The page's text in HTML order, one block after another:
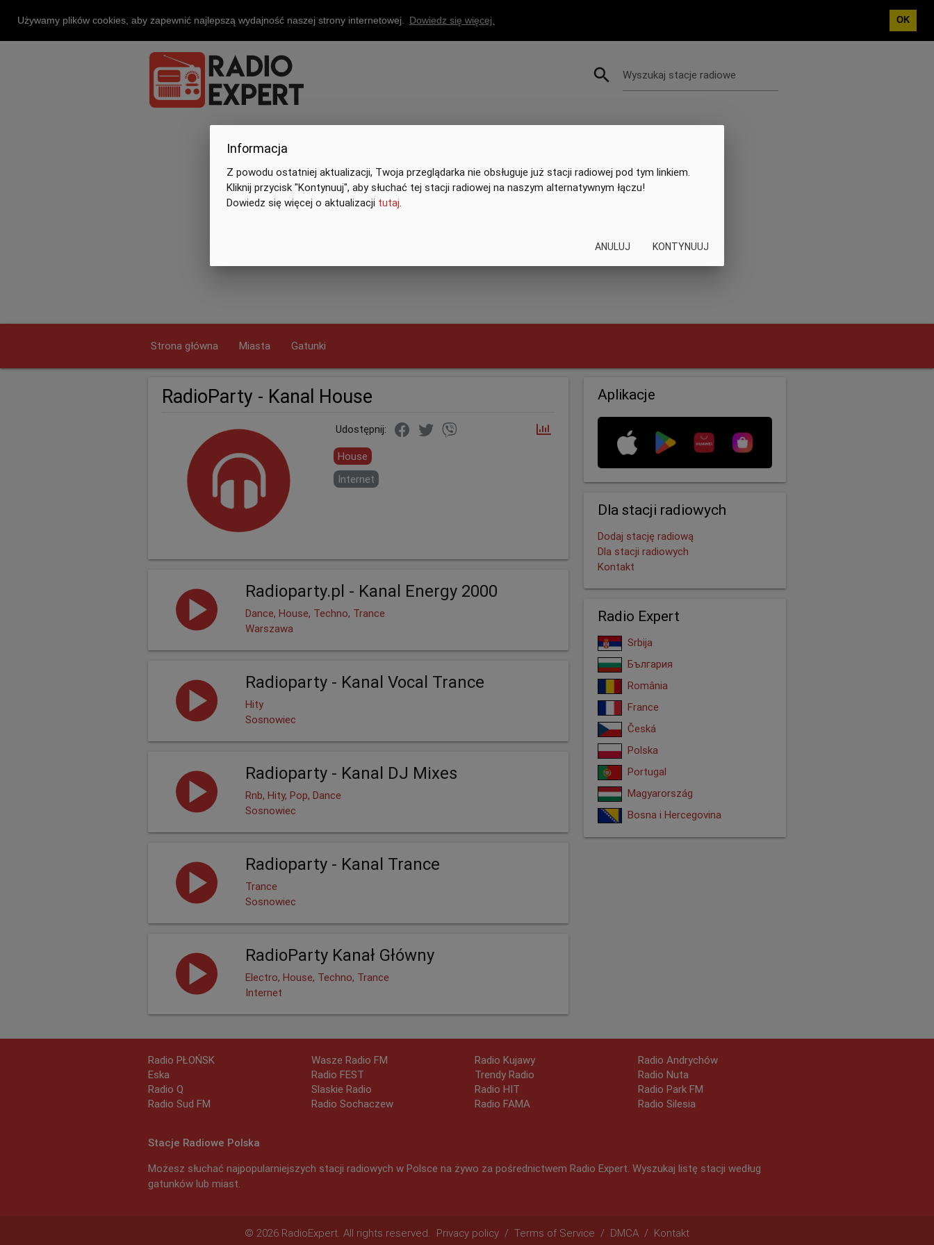
Używamy plików cookies, aby zapewnić najlepszą wydajność naszej strony internetowej. Dowiedz się więcej. OK
search Wyszukaj stacje radiowe
Strona główna Miasta Gatunki
RadioParty - Kanal House
Udostępnij:
Informacja
Z powodu ostatniej aktualizacji, Twoja przeglądarka nie obsługuje już stacji radiowej pod tym linkiem.
Kliknij przycisk "Kontynuuj", aby słuchać tej stacji radiowej na naszym alternatywnym łączu!
Dowiedz się więcej o aktualizacji tutaj
ANULUJ KONTYNUUJ
House
Internet
Radioparty.pl - Kanal Energy 2000
Dance, House, Techno, Trance
Warszawa
Radioparty - Kanal Vocal Trance
Hity
Sosnowiec
Radioparty - Kanal DJ Mixes
Rnb, Hity, Pop, Dance
Sosnowiec
Radioparty - Kanal Trance
Trance
Sosnowiec
RadioParty Kanał Główny
Electro, House, Techno, Trance
Internet
Aplikacje
Dla stacji radiowych
Dodaj stację radiową
Dla stacji radiowych
Kontakt
Radio Expert
Srbija
България
România
France
Česká
Polska
Portugal
Magyarország
Bosna i Hercegovina
Radio PŁOŃSK
Eska
Radio Q
Radio Sud FM
Wasze Radio FM
Radio FEST
Slaskie Radio
Radio Sochaczew
Radio Kujawy
Trendy Radio
Radio HIT
Radio FAMA
Radio Andrychów
Radio Nuta
Radio Park FM
Radio Silesia
Stacje Radiowe Polska
Możesz słuchać najpopularniejszych stacji radiowych w Polsce na żywo za pośrednictwem Radio Expert. Wyszukaj listę stacji według
gatunków lub miast.
© 2026 RadioExpert. All rights reserved. Privacy policy / Terms of Service / DMCA / Kontakt